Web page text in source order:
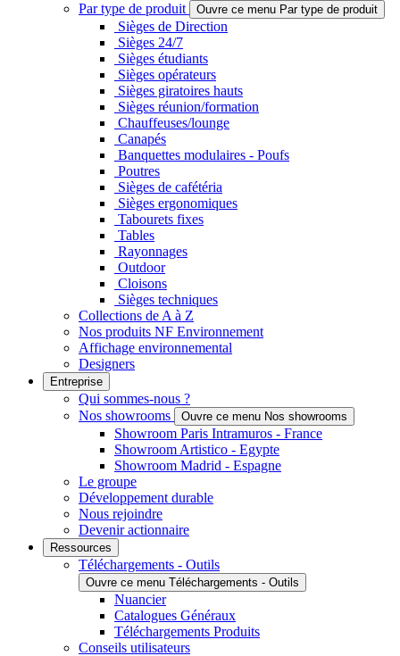
Par type de produit
Ouvre ce menu Par type de produit
Sièges de Direction
Sièges 24/7
Sièges étudiants
Sièges opérateurs
Sièges giratoires hauts
Sièges réunion/formation
Chauffeuses/lounge
Canapés
Banquettes modulaires - Poufs
Poutres
Sièges de cafétéria
Sièges ergonomiques
Tabourets fixes
Tables
Rayonnages
Outdoor
Cloisons
Sièges techniques
Collections de A à Z
Nos produits NF Environnement
Affichage environnemental
Designers
Entreprise
Qui sommes-nous ?
Nos showrooms
Ouvre ce menu Nos showrooms
Showroom Paris Intramuros - France
Showroom Artistico - Egypte
Showroom Madrid - Espagne
Le groupe
Développement durable
Nous rejoindre
Devenir actionnaire
Ressources
Téléchargements - Outils
Ouvre ce menu Téléchargements - Outils
Nuancier
Catalogues Généraux
Téléchargements Produits
Conseils utilisateurs